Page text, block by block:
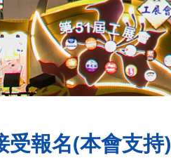
受報名(本會支持)